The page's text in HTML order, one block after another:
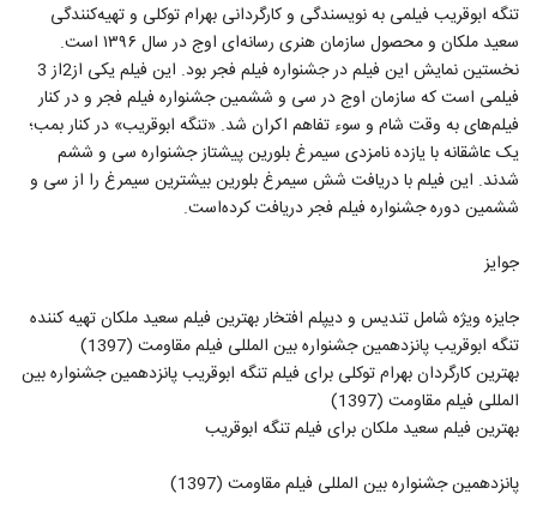
تنگه ابوقریب فیلمی به نویسندگی و کارگردانی بهرام توکلی و تهیه‌کنندگی
سعید ملکان و محصول سازمان هنری رسانه‌ای اوج در سال ۱۳۹۶ است.
نخستین نمایش این فیلم در جشنواره فیلم فجر بود. این فیلم یکی از2از 3
فیلمی است که سازمان اوج در سی و ششمین جشنواره فیلم فجر و در کنار
فیلم‌های به وقت شام و سوء تفاهم اکران شد. «تنگه ابوقریب» در کنار بمب؛
یک عاشقانه با یازده نامزدی سیمرغ بلورین پیشتاز جشنواره سی و ششم
شدند. این فیلم با دریافت شش سیمرغ بلورین بیشترین سیمرغ را از سی و
ششمین دوره جشنواره فیلم فجر دریافت کرده‌است.
جوایز
جایزه ویژه شامل تندیس و دیپلم افتخار بهترین فیلم سعید ملکان تهیه کننده
تنگه ابوقریب پانزدهمین جشنواره بین المللی فیلم مقاومت (1397)
بهترین کارگردان بهرام توکلی برای فیلم تنگه ابوقریب پانزدهمین جشنواره بین
المللی فیلم مقاومت (1397)
بهترین فیلم سعید ملکان برای فیلم تنگه ابوقریب
پانزدهمین جشنواره بین المللی فیلم مقاومت (1397)